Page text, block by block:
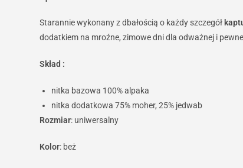
Starannie wykonany z dbałością o każdy szczegół
dodatkiem na mroźne, zimowe dni dla odważnej i
Skład :
nitka bazowa 100% alpaka
nitka dodatkowa 75% moher, 25% jedwab
Rozmiar: uniwersalny
Kolor: beż